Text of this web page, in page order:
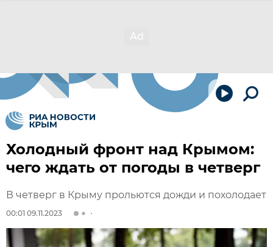
Холодный фронт над Крымом:
чего ждать от погоды в четверг
В четверг в Крыму прольются дожди и похолодает
00:01 09.11.2023